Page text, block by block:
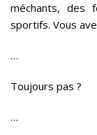
méchants, des
sportifs. Vous
…
Toujours pas ?
…